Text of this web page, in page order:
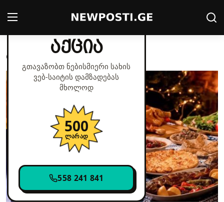
მხოლოდ დღეს
აქცია
გთავაზობთ ნებისმიერი სახის
ვებ‑საიტის დამზადებას
მხოლოდ
500
ლარად
558 241 841
Login
მთავარი
სამართალი
ასტროლოგია